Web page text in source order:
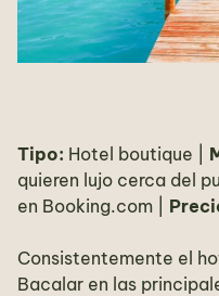
Tipo: Hotel boutique |
quieren lujo cerca del
en Booking.com |
Consistentemente el
Bacalar en las